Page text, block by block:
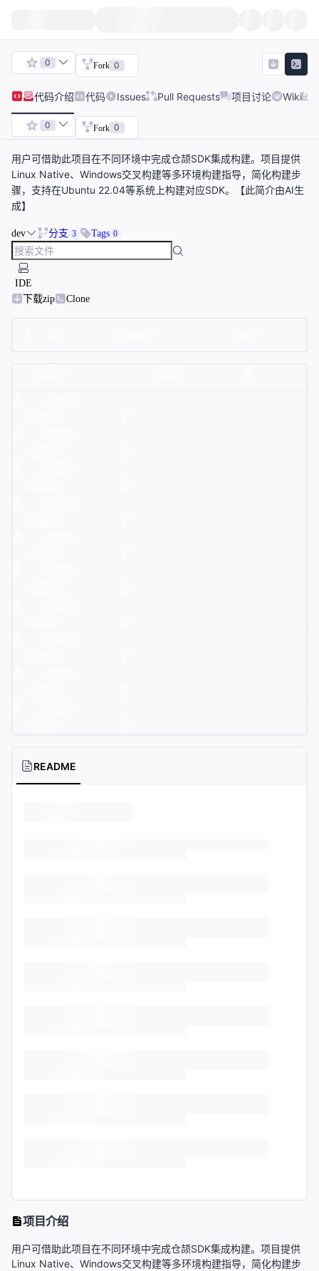
0 Fork 0
代码介绍 代码 Issues Pull Requests 项目讨论 Wiki
0 Fork 0
用户可借助此项目在不同环境中完成仓颉SDK集成构建。项目提供
Linux Native、Windows交叉构建等多环境构建指导，简化构建步
骤，支持在Ubuntu 22.04等系统上构建对应SDK。【此简介由AI生
成】
dev 分支 3 Tags 0
IDE
下载zip
Clone
README
项目介绍
用户可借助此项目在不同环境中完成仓颉SDK集成构建。项目提供
Linux Native、Windows交叉构建等多环境构建指导，简化构建步